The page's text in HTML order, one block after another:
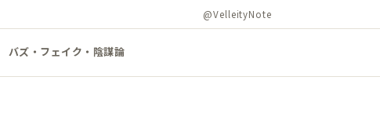
@VelleityNote
バズ・フェイク・陰謀論